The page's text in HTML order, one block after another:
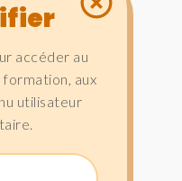
accéder au
aux
utilisateur